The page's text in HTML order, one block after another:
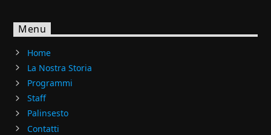
Menu
Home
La Nostra Storia
Programmi
Staff
Palinsesto
Contatti